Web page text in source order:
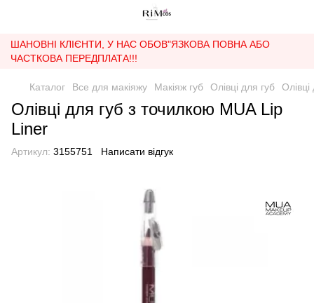
ШАНОВНІ КЛІЄНТИ, У НАС ОБОВ"ЯЗКОВА ПОВНА АБО
ЧАСТКОВА ПЕРЕДПЛАТА!!!
Каталог Все для макіяжу Макіяж губ Олівці для губ
Олівці для губ з точилкою MUA Lip
Liner
Артикул: 3155751 Написати відгук